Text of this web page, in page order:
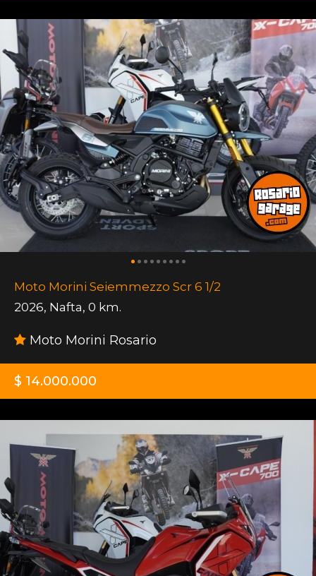
Moto Morini Seiemmezzo Scr 6 1/2
2026, Nafta, 0 km.
Moto Morini Rosario
$ 14.000.000